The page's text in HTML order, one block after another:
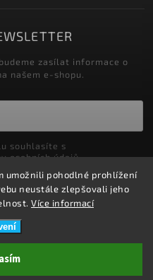
umožnili pohodlné prohlížení
neustále zlepšovali jeho
Více informací
zasílat informace o
našem e-shopu.
osobních údajů
se
DRDLOVÁ